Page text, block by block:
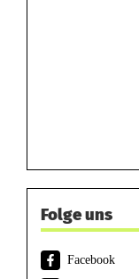
Folge uns
Facebook